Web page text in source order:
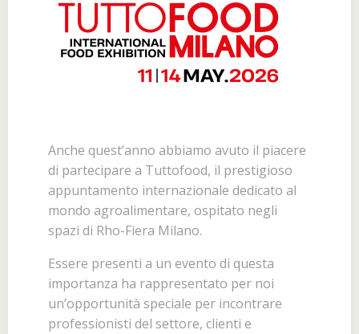
Anche quest’anno abbiamo avuto il piacere
di partecipare a Tuttofood, il prestigioso
appuntamento internazionale dedicato al
mondo agroalimentare, ospitato negli
spazi di Rho-Fiera Milano.
Essere presenti a un evento di questa
importanza ha rappresentato per noi
un’opportunità speciale per incontrare
professionisti del settore, clienti e